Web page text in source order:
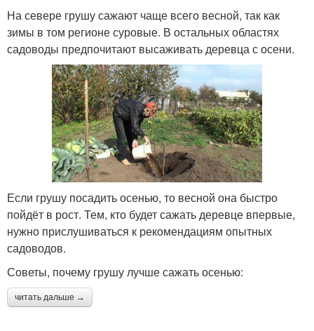
На севере грушу сажают чаще всего весной, так как
зимы в том регионе суровые. В остальных областях
садоводы предпочитают высаживать деревца с осени.
Если грушу посадить осенью, то весной она быстро
пойдёт в рост. Тем, кто будет сажать деревце впервые,
нужно прислушиваться к рекомендациям опытных
садоводов.
Советы, почему грушу лучше сажать осенью:
читать дальше →